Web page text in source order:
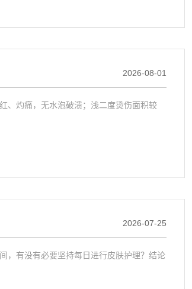
2026-08-01
、灼痛，无水泡破溃；浅二度烫伤面积较
2026-07-25
，有没有必要坚持每日进行皮肤护理？结论